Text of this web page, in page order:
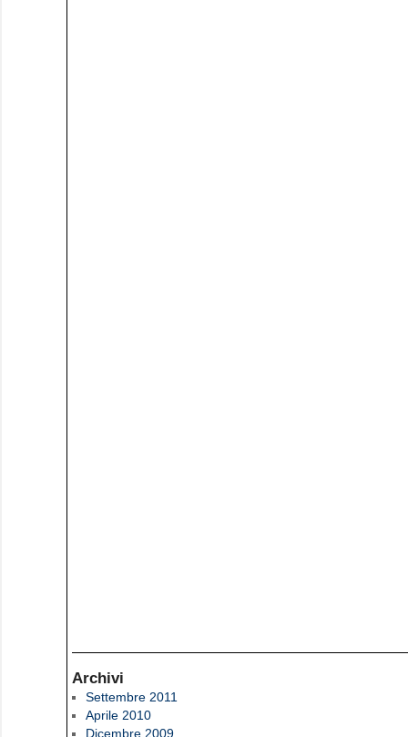
Archivi
Settembre 2011
Aprile 2010
Dicembre 2009